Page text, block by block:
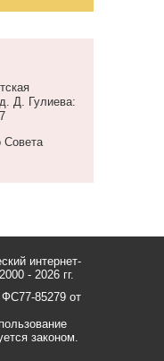
Д. Гулиева:
Совета
интернет-
- 2026 гг.
85279 от
законом.